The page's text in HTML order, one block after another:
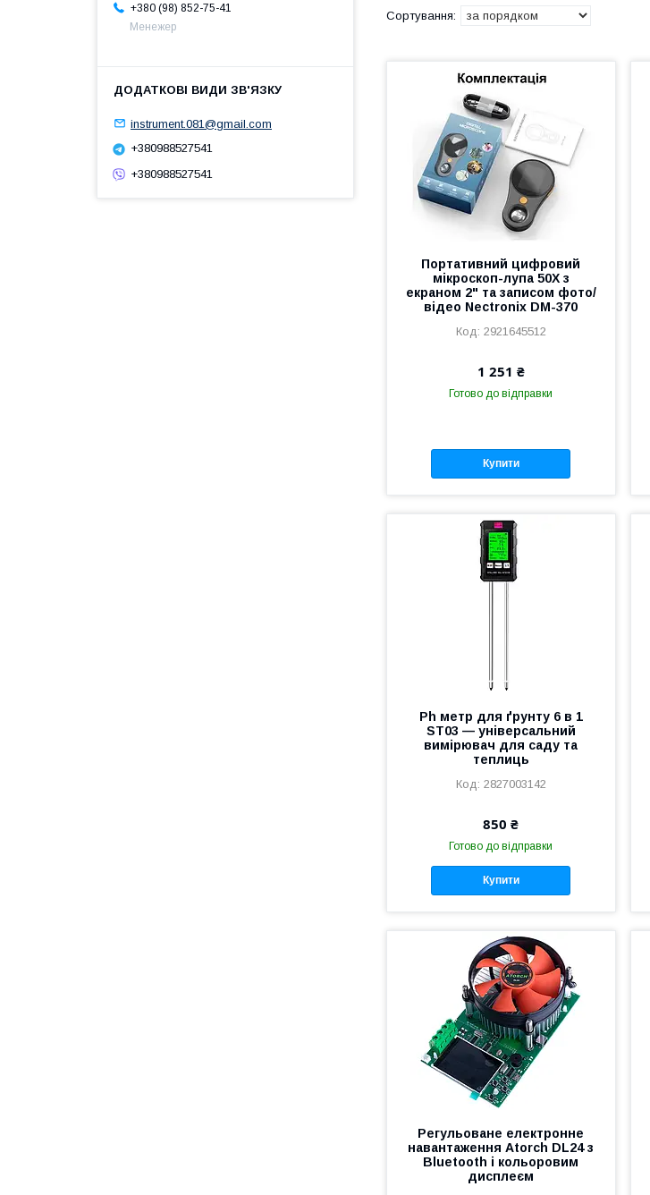
Портативний цифровий
мікроскоп-лупа 50X з
екраном 2" та записом фото/
відео Nectronix DM-370
2921645512
1 251 ₴
Готово до відправки
Купити
Рh метр для ґрунту 6 в 1
ST03 — універсальний
вимірювач для саду та
теплиць
2827003142
850 ₴
Готово до відправки
Купити
Регульоване електронне
навантаження Atorch DL24 з
Bluetooth і кольоровим
дисплеєм
+380 (98) 852-75-41
Менежер
instrument.081@gmail.com
+380988527541
+380988527541